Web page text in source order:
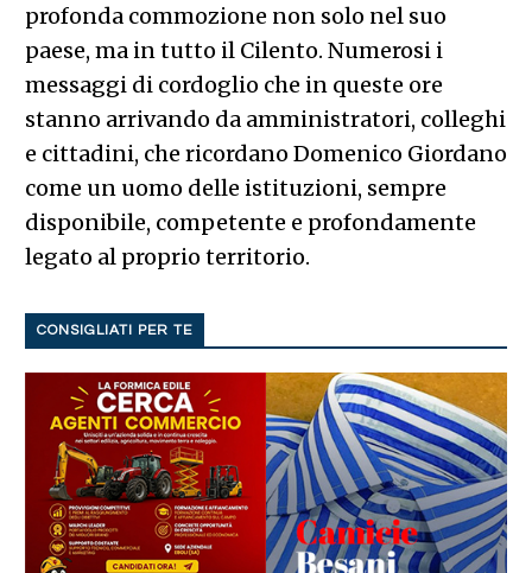
profonda commozione non solo nel suo
paese, ma in tutto il Cilento. Numerosi i
messaggi di cordoglio che in queste ore
stanno arrivando da amministratori, colleghi
e cittadini, che ricordano Domenico Giordano
come un uomo delle istituzioni, sempre
disponibile, competente e profondamente
legato al proprio territorio.
CONSIGLIATI PER TE